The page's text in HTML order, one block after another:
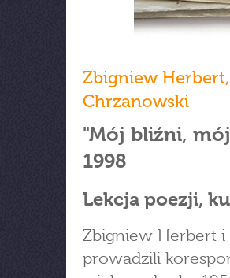
Zbigniew Herbert,
Chrzanowski
"Mój bliźni,
1998
Lekcja poezji,
Zbigniew Herbert i
prowadzili